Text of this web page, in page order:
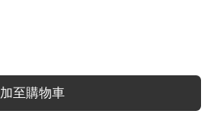
加至購物車